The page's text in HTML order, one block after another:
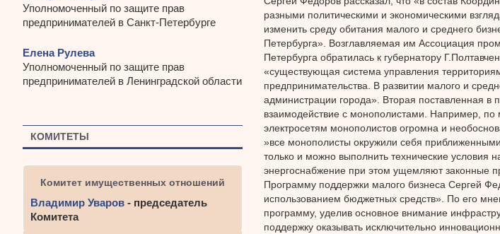
разными политическими и экономическими
изменить среду обитания малого и среднего
Петербурга». Возглавляемая им Ассоциация
Петербурга обратилась к губернатору
«существующая система управления
предпринимательства. В развитии малого и
администрации города». Вторая поставленная в
взаимодействие с монополистами. Например,
электросетям монополистов огромна и
»все монополисты окружили себя
только и можно выполнить технические условия
энергоснабжение при этом ущемляют законные
Программу поддержки малого бизнеса Сергей
использованием бюджетных средств». По его
программу, уделив основное внимание
поддержку оказывать исключительно
Уполномоченный по защите прав
предпринимателей в Санкт-Петербурге
Елена Рулева
Уполномоченный по защите прав
предпринимателей в Ленинградской области
КОМИТЕТЫ
Комитет имущественных отношений
Владимир Уваров - председатель
Комитета